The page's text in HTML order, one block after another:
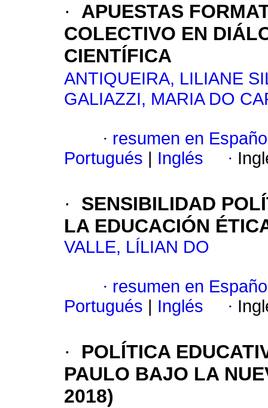
·
APUESTAS
COLECTIVO EN
CIENTÍFICA
ANTIQUEIRA, LILIANE
GALIAZZI, MARIA DO
· resumen en
Portugués
Inglés ·
·
SENSIBILIDAD
LA EDUCACIÓN
VALLE, LÍLIAN DO
· resumen en
Portugués
Inglés ·
·
POLÍTICA
PAULO BAJO LA
2018)